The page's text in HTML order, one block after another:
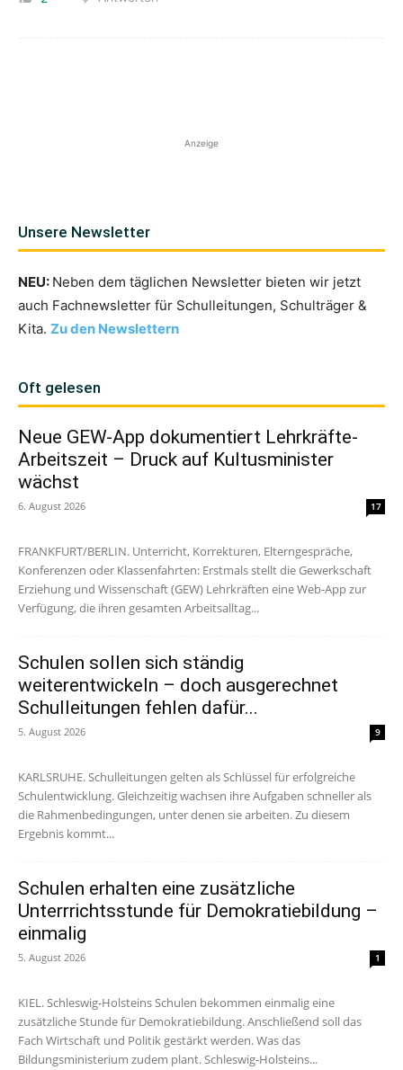
Anzeige
Unsere Newsletter
NEU: Neben dem täglichen Newsletter bieten wir jetzt
auch Fachnewsletter für Schulleitungen, Schulträger &
Kita. Zu den Newslettern
Oft gelesen
Neue GEW-App dokumentiert Lehrkräfte-
Arbeitszeit – Druck auf Kultusminister
wächst
6. August 2026 17
FRANKFURT/BERLIN. Unterricht, Korrekturen, Elterngespräche,
Konferenzen oder Klassenfahrten: Erstmals stellt die Gewerkschaft
Erziehung und Wissenschaft (GEW) Lehrkräften eine Web-App zur
Verfügung, die ihren gesamten Arbeitsalltag...
Schulen sollen sich ständig
weiterentwickeln – doch ausgerechnet
Schulleitungen fehlen dafür...
5. August 2026 9
KARLSRUHE. Schulleitungen gelten als Schlüssel für erfolgreiche
Schulentwicklung. Gleichzeitig wachsen ihre Aufgaben schneller als
die Rahmenbedingungen, unter denen sie arbeiten. Zu diesem
Ergebnis kommt...
Schulen erhalten eine zusätzliche
Unterrrichtsstunde für Demokratiebildung –
einmalig
5. August 2026 1
KIEL. Schleswig-Holsteins Schulen bekommen einmalig eine
zusätzliche Stunde für Demokratiebildung. Anschließend soll das
Fach Wirtschaft und Politik gestärkt werden. Was das
Bildungsministerium zudem plant. Schleswig-Holsteins...